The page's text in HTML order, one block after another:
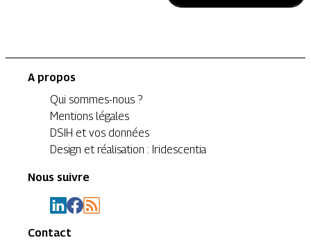
A propos
Qui sommes-nous ?
Mentions légales
DSIH et vos données
Design et réalisation : Iridescentia
Nous suivre
Contact